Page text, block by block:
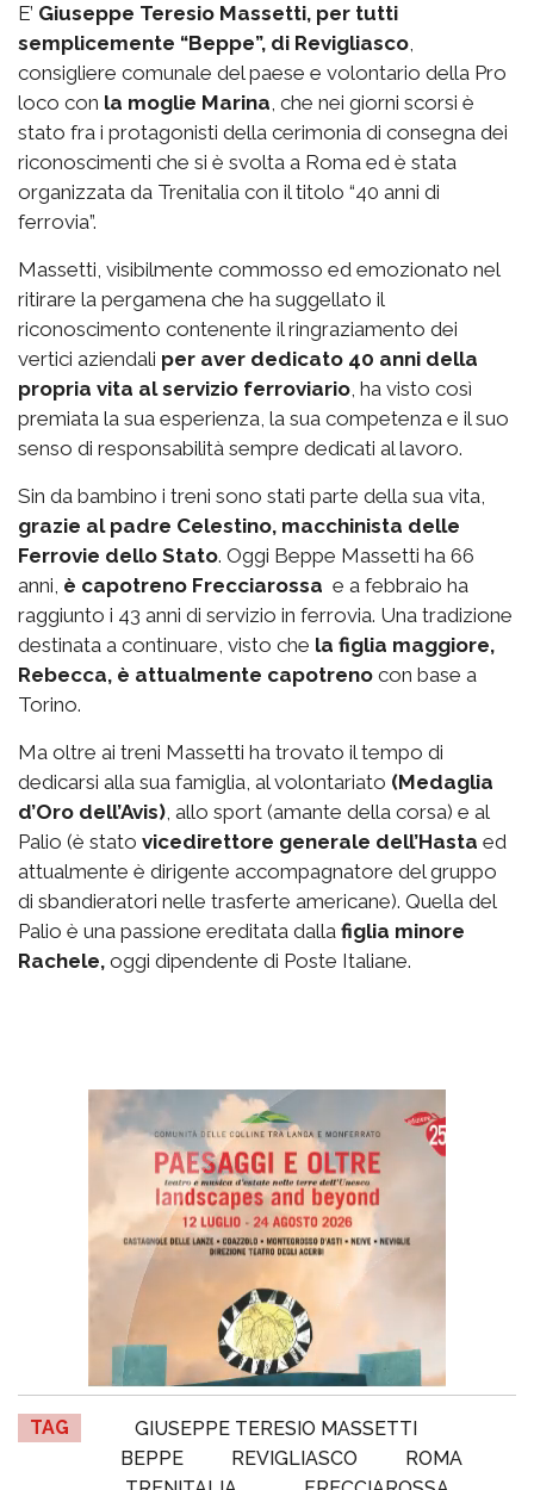
E’ Giuseppe Teresio Massetti, per tutti
semplicemente “Beppe”, di Revigliasco,
consigliere comunale del paese e volontario della Pro
loco con la moglie Marina, che nei giorni scorsi è
stato fra i protagonisti della cerimonia di consegna dei
riconoscimenti che si è svolta a Roma ed è stata
organizzata da Trenitalia con il titolo “40 anni di
ferrovia”.
Massetti, visibilmente commosso ed emozionato nel
ritirare la pergamena che ha suggellato il
riconoscimento contenente il ringraziamento dei
vertici aziendali per aver dedicato 40 anni della
propria vita al servizio ferroviario, ha visto così
premiata la sua esperienza, la sua competenza e il suo
senso di responsabilità sempre dedicati al lavoro.
Sin da bambino i treni sono stati parte della sua vita,
grazie al padre Celestino, macchinista delle
Ferrovie dello Stato. Oggi Beppe Massetti ha 66
anni, è capotreno Frecciarossa e a febbraio ha
raggiunto i 43 anni di servizio in ferrovia. Una tradizione
destinata a continuare, visto che la figlia maggiore,
Rebecca, è attualmente capotreno con base a
Torino.
Ma oltre ai treni Massetti ha trovato il tempo di
dedicarsi alla sua famiglia, al volontariato (Medaglia
d’Oro dell’Avis), allo sport (amante della corsa) e al
Palio (è stato vicedirettore generale dell’Hasta ed
attualmente è dirigente accompagnatore del gruppo
di sbandieratori nelle trasferte americane). Quella del
Palio è una passione ereditata dalla figlia minore
Rachele, oggi dipendente di Poste Italiane.
TAG
GIUSEPPE TERESIO MASSETTI
BEPPE
REVIGLIASCO
ROMA